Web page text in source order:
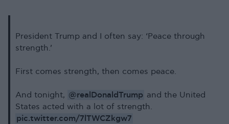
President Trump and I often say: ‘Peace through
strength.’
First comes strength, then comes peace.
And tonight, @realDonaldTrump and the United
States acted with a lot of strength.
pic.twitter.com/7lTWCZkgw7